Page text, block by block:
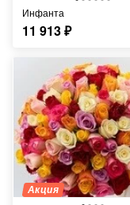
Инфанта
11 913₽
Акция